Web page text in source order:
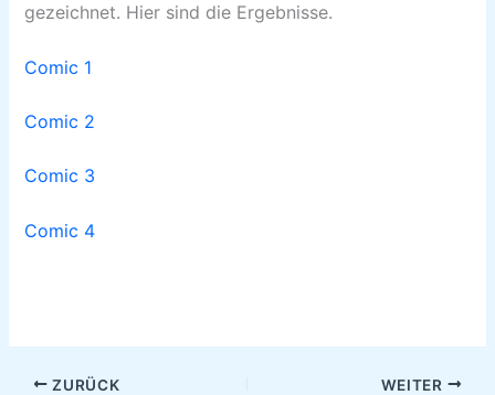
gezeichnet. Hier sind die Ergebnisse.
Comic 1
Comic 2
Comic 3
Comic 4
ZURÜCK WEITER